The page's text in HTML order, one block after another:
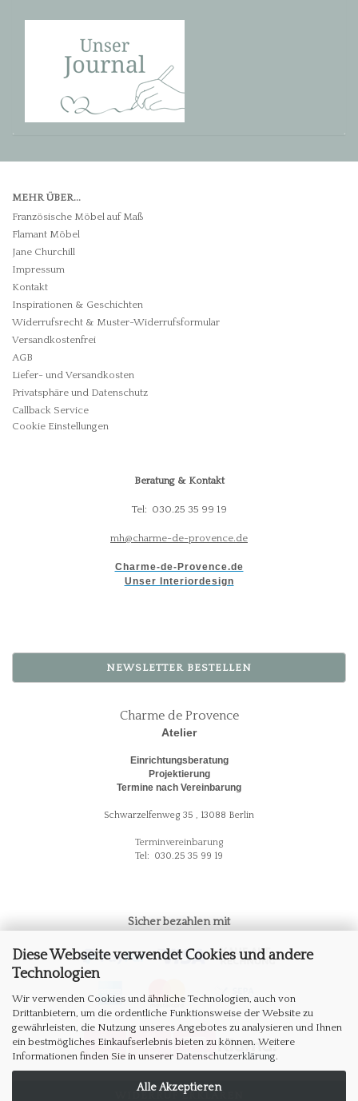
Diese Webseite verwendet Cookies und andere
Technologien
Wir verwenden Cookies und ähnliche Technologien, auch von
Drittanbietern, um die ordentliche Funktionsweise der Website zu
gewährleisten, die Nutzung unseres Angebotes zu analysieren und Ihnen
ein bestmögliches Einkaufserlebnis bieten zu können. Weitere
Informationen finden Sie in unserer Datenschutzerklärung
Alle Akzeptieren
MEHR ÜBER...
Französische Möbel auf Maß
Flamant Möbel
Jane Churchill
Impressum
Kontakt
Inspirationen & Geschichten
Widerrufsrecht & Muster-Widerrufsformular
Versandkostenfrei
AGB
Liefer- und Versandkosten
Privatsphäre und Datenschutz
Callback Service
Cookie Einstellungen
Beratung & Kontakt
Tel: 030.25 35 99 19
mh@charme-de-provence.de
Charme-de-Provence.de
Unser Interiordesign
NEWSLETTER BESTELLEN
Charme de Provence
Atelier
Einrichtungsberatung
Projektierung
Termine nach Vereinbarung
Schwarzelfenweg 35 , 13088 Berlin
Terminvereinbarung
Tel: 030.25 35 99 19
Sicher bezahlen mit
WIDERRUF ERKLÄREN